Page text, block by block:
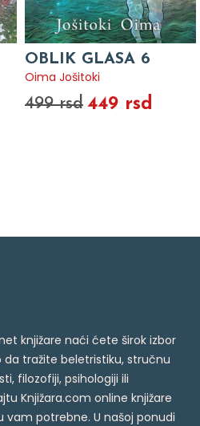
OBLIK GLASA 6
Oima Jošitoki
499 rsd 449 rsd
knjižare naći ćete širok izbor
da tražite beletristiku, stručnu
filozofiji, psihologiji ili
Knjižara.com online knjižare
vam potrebne. U našoj ponudi